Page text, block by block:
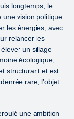
longtemps, le
une vision politique
les énergies, avec
relancer les
un sillage
écologique,
structurant et est
rare, l’objet
une ambition